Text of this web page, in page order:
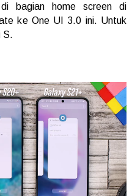
di bagian home screen di
ke One UI 3.0 ini. Untuk
S.